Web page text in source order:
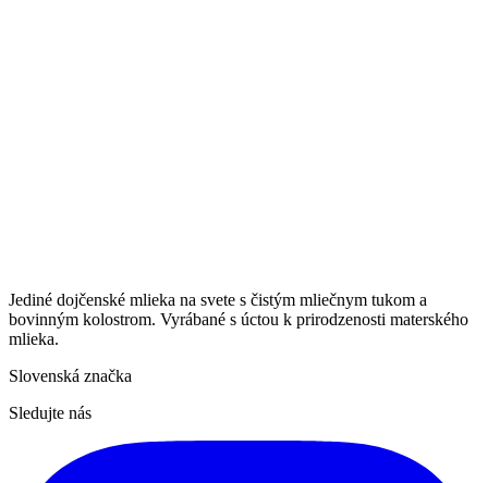
Jediné dojčenské mlieka na svete s čistým mliečnym tukom a
bovinným kolostrom. Vyrábané s úctou k prirodzenosti materského
mlieka.
Slovenská značka
Sledujte nás